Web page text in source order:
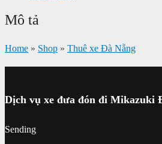
Mô tả
Home » Shop » Thuê xe Đà Nẵng
Dịch vụ xe đưa đón đi Mikazuki
Sending